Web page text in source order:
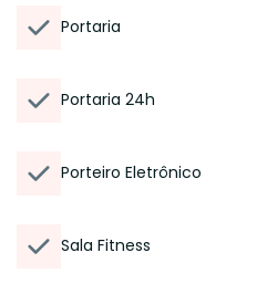
Portaria
Portaria 24h
Porteiro Eletrônico
Sala Fitness